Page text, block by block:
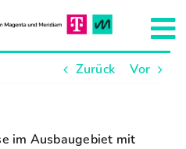
Zurück Vor
im Ausbaugebiet mit